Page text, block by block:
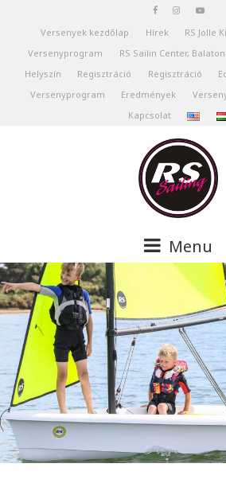
Versenyek kezdőlap Hírek RS Jolle
Versenyprogram
RS Sailin Center,
Helyszín
Regisztráció Regisztráció
Versenyprogram
Eredmények
Kapcsolat
Menu